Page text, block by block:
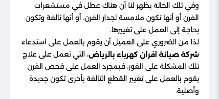
وفي تلك الحالة يظهر لنا أن هناك عطل في مستشعرات
الفرن أو أنها تكون ملامسة لجدار الفرن، أو أنها تالفة وتكون
بحاجة إلى العمل على تغييرها.
لذا من الضروري على العميل أن يقوم بالعمل على استدعاء
شركة صيانة افران كهرباء بالرياض، التي تعمل على علاج
تلك المشكلة على الفور، فبمجرد العمل على فحص الفرن
يقوم بالعمل على تغيير القطع التالفة بأخرى تكون جديدة
وأصلية.